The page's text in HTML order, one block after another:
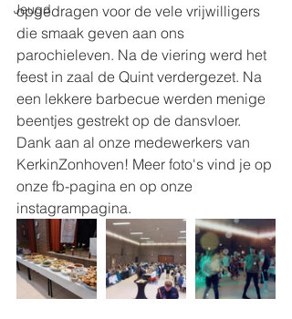
Jeugd
opgedragen voor de vele vrijwilligers
die smaak geven aan ons
parochieleven. Na de viering werd het
feest in zaal de Quint verdergezet. Na
een lekkere barbecue werden menige
beentjes gestrekt op de dansvloer.
Dank aan al onze medewerkers van
KerkinZonhoven! Meer foto's vind je op
onze fb-pagina en op onze
instagrampagina.